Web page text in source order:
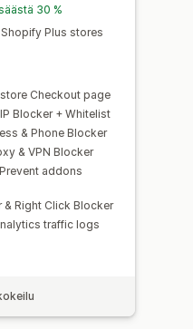
30 %
Plus stores
Checkout page
Blocker + Whitelist
& Phone Blocker
& VPN Blocker
addons
Right Click Blocker
traffic logs